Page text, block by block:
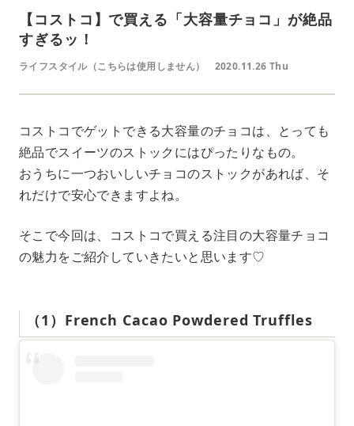
【コストコ】で買える「大容量チョコ」が絶品
すぎるッ！
ライフスタイル（こちらは使用しません） 2020.11.26 Thu
コストコでゲットできる大容量のチョコは、とっても
絶品でスイーツのストックにはぴったりなもの。
おうちに一つおいしいチョコのストックがあれば、そ
れだけで安心できますよね。
そこで今回は、コストコで買える注目の大容量チョコ
の魅力をご紹介していきたいと思います♡
（1）French Cacao Powdered Truffles